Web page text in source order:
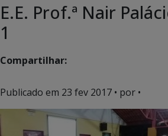
E.E. Prof.ª Nair
1
Compartilhar:
Publicado em 23 fev 2017 • por •